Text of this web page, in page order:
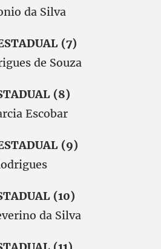
da Silva
(7)
de Souza
(8)
Escobar
(9)
(10)
da Silva